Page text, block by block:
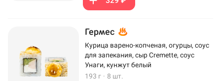
Гермес
Курица варено-копченая, огурцы, соус
для запекания, сыр Cremette, соус
Унаги, кунжут белый
193 г · 8 шт.